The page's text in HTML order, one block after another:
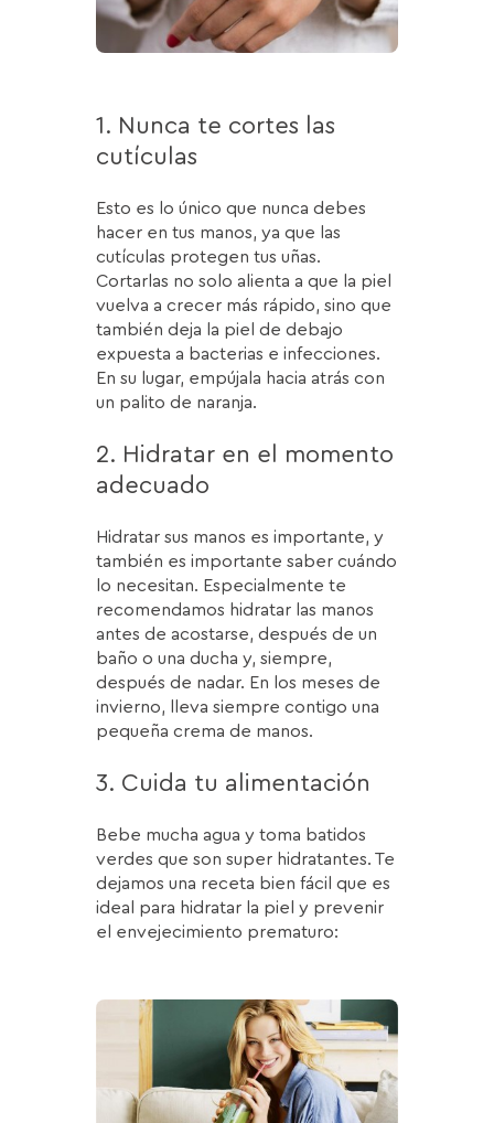
1. Nunca te cortes las
cutículas
Esto es lo único que nunca debes
hacer en tus manos, ya que las
cutículas protegen tus uñas.
Cortarlas no solo alienta a que la piel
vuelva a crecer más rápido, sino que
también deja la piel de debajo
expuesta a bacterias e infecciones.
En su lugar, empújala hacia atrás con
un palito de naranja.
2. Hidratar en el momento
adecuado
Hidratar sus manos es importante, y
también es importante saber cuándo
lo necesitan. Especialmente te
recomendamos hidratar las manos
antes de acostarse, después de un
baño o una ducha y, siempre,
después de nadar. En los meses de
invierno, lleva siempre contigo una
pequeña crema de manos.
3. Cuida tu alimentación
Bebe mucha agua y toma batidos
verdes que son super hidratantes. Te
dejamos una receta bien fácil que es
ideal para hidratar la piel y prevenir
el envejecimiento prematuro: